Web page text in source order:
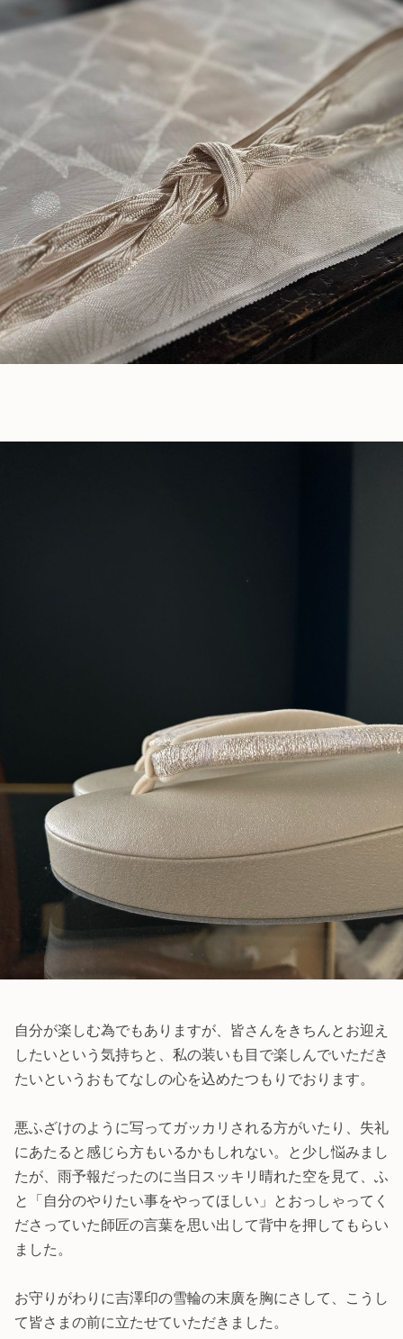
自分が楽しむ為でもありますが、皆さんをきちんとお迎え
したいという気持ちと、私の装いも目で楽しんでいただき
たいというおもてなしの心を込めたつもりでおります。
悪ふざけのように写ってガッカリされる方がいたり、失礼
にあたると感じら方もいるかもしれない。と少し悩みまし
たが、雨予報だったのに当日スッキリ晴れた空を見て、ふ
と「自分のやりたい事をやってほしい」とおっしゃってく
ださっていた師匠の言葉を思い出して背中を押してもらい
ました。
お守りがわりに吉澤印の雪輪の末廣を胸にさして、こうし
て皆さまの前に立たせていただきました。